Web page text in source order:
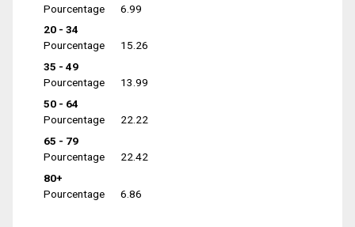
Pourcentage
6.99
20 - 34
Pourcentage
15.26
35 - 49
Pourcentage
13.99
50 - 64
Pourcentage
22.22
65 - 79
Pourcentage
22.42
80+
Pourcentage
6.86